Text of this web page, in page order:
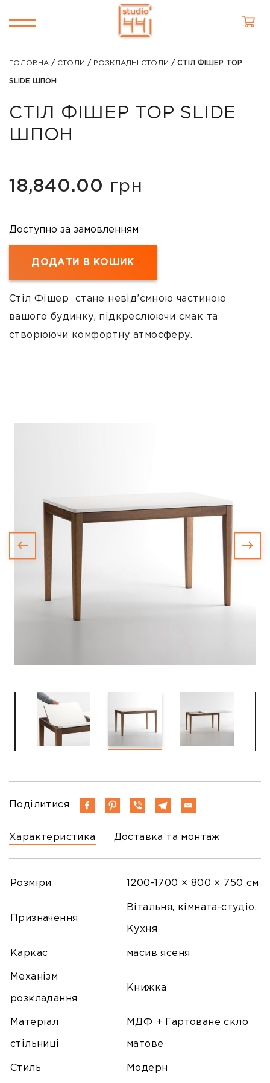
ГОЛОВНА / СТОЛИ / РОЗКЛАДНІ СТОЛИ / СТІЛ ФІШЕР TOP
SLIDE ШПОН
СТІЛ ФІШЕР TOP SLIDE
ШПОН
18,840.00 грн
Стіл Фішер стане невід’ємною частиною
вашого будинку, підкреслюючи смак та
створюючи комфортну атмосферу.
Доступно за замовленням
ДОДАТИ В КОШИК
Характеристика Доставка та монтаж
Поділитися
Розміри 1200-1700 × 800 × 750 см
Призначення
Вітальня, кімната-студіо,
Кухня
Каркас масив ясеня
Механізм
розкладання
Книжка
Матеріал
стільниці
МДФ + Гартоване скло
матове
Стиль Модерн